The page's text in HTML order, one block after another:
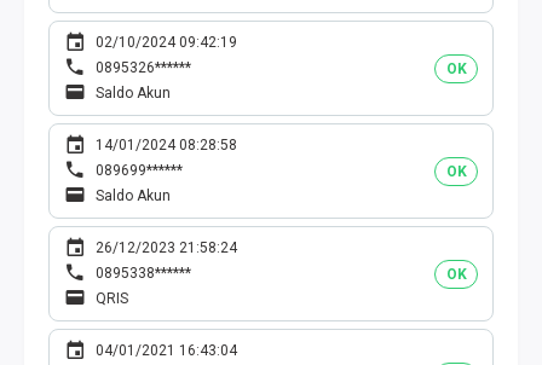
OK
02/10/2024 09:42:19
0895326******
Saldo Akun
OK
14/01/2024 08:28:58
089699******
Saldo Akun
OK
26/12/2023 21:58:24
0895338******
QRIS
04/01/2021 16:43:04